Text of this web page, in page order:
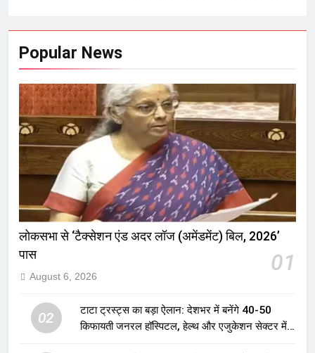
Popular News
लोकसभा से ‘टैक्सेशन एंड अदर लॉज (अमेंडमेंट) बिल, 2026’
पास
01
August 6, 2026
02
टाटा ट्रस्ट्स का बड़ा ऐलान: देशभर में बनेंगे 40-50
किफायती जनरल हॉस्पिटल, हेल्थ और एजुकेशन सेक्टर में